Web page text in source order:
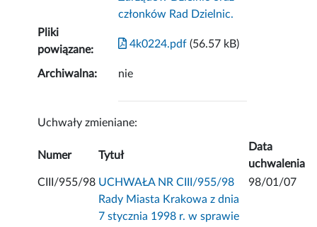
członków Rad Dzielnic.
Pliki
powiązane:
4k0224.pdf (56.57 kB)
Archiwalna: nie
Uchwały zmieniane:
Numer Tytuł
Data
uchwalenia
CIII/955/98 UCHWAŁA NR CIII/955/98
Rady Miasta Krakowa z dnia
7 stycznia 1998 r. w sprawie
98/01/07